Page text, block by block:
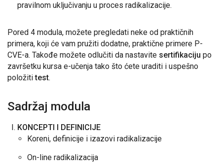
pravilnom uključivanju u proces radikalizacije.
Pored 4 modula, možete pregledati neke od praktičnih
primera, koji će vam pružiti dodatne, praktične primere P-
CVE-a. Takođe možete odlučiti da nastavite sertifikaciju po
završetku kursa e-učenja tako što ćete uraditi i uspešno
položititest.
Sadržaj modula
KONCEPTI I DEFINICIJE
Koreni, definicije i izazovi radikalizacije
On-line radikalizacija